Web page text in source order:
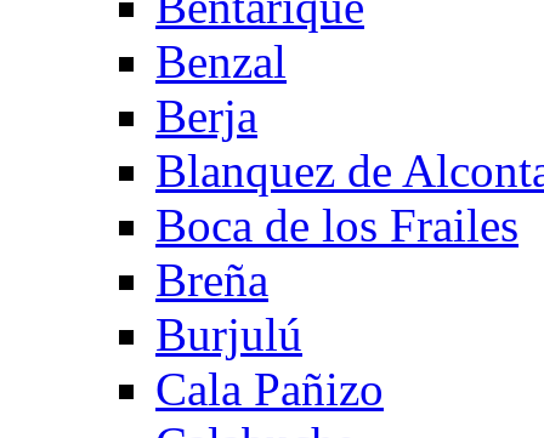
Benzal
Berja
Blanquez de
Boca de los Frailes
Breña
Burjulú
Cala Pañizo